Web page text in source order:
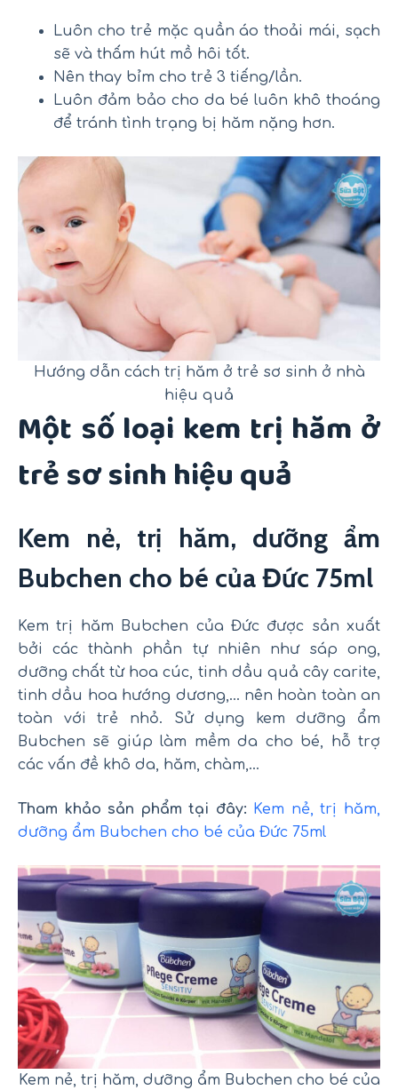
Luôn cho trẻ mặc quần áo thoải mái, sạch
sẽ và thấm hút mồ hôi tốt.
Nên thay bỉm cho trẻ 3 tiếng/lần.
Luôn đảm bảo cho da bé luôn khô thoáng
để tránh tình trạng bị hăm nặng hơn.
Hướng dẫn cách trị hăm ở trẻ sơ sinh ở nhà
hiệu quả
Một số loại kem trị hăm ở
trẻ sơ sinh hiệu quả
Kem nẻ, trị hăm, dưỡng ẩm
Bubchen cho bé của Đức 75ml
Kem trị hăm Bubchen của Đức được sản xuất
bởi các thành phần tự nhiên như sáp ong,
dưỡng chất từ hoa cúc, tinh dầu quả cây carite,
tinh dầu hoa hướng dương,… nên hoàn toàn an
toàn với trẻ nhỏ. Sử dụng kem dưỡng ẩm
Bubchen sẽ giúp làm mềm da cho bé, hỗ trợ
các vấn đề khô da, hăm, chàm,…
Tham khảo sản phẩm tại đây: Kem nẻ, trị hăm,
dưỡng ẩm Bubchen cho bé của Đức 75ml
Kem nẻ, trị hăm, dưỡng ẩm Bubchen cho bé của